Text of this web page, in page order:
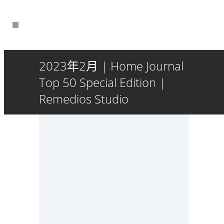
2023年2月 | Home Journal
Top 50 Special Edition |
Remedios Studio